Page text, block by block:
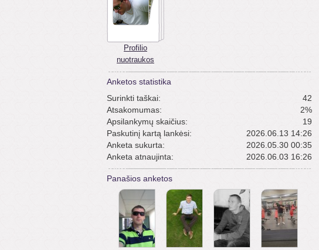
Profilio
nuotraukos
Anketos statistika
Surinkti taškai:
42
Atsakomumas:
2%
Apsilankymų skaičius:
19
Paskutinį kartą lankėsi:
2026.06.13 14:26
Anketa sukurta:
2026.05.30 00:35
Anketa atnaujinta:
2026.06.03 16:26
Panašios anketos